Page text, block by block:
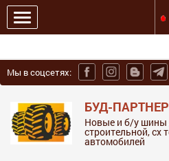
Мы в соцсетях:
БУД-
Новые и б/у шины
строительной, сх
автомобилей